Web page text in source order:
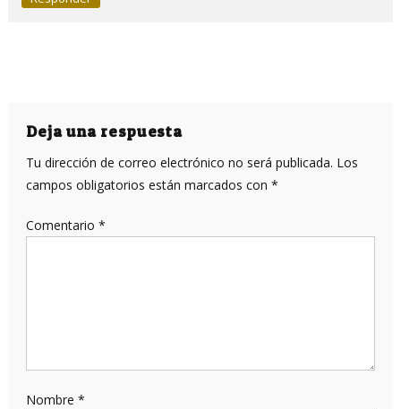
Deja una respuesta
Tu dirección de correo electrónico no será publicada. Los
campos obligatorios están marcados con *
Comentario *
Nombre *